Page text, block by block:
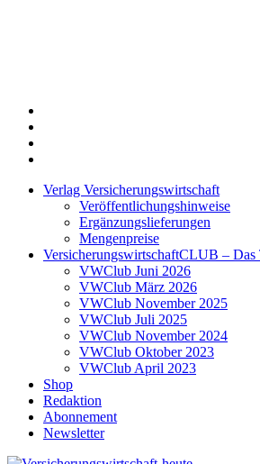
Verlag Versicherungswirtschaft
Veröffentlichungshinweise
Ergänzungslieferungen
Mengenpreise
VersicherungswirtschaftCLUB – Das
VWClub Juni 2026
VWClub März 2026
VWClub November 2025
VWClub Juli 2025
VWClub November 2024
VWClub Oktober 2023
VWClub April 2023
Shop
Redaktion
Abonnement
Newsletter